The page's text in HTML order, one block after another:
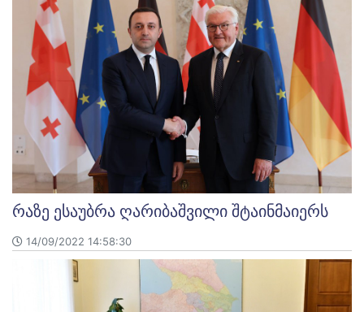
რაზე ესაუბრა ღარიბაშვილი შტაინმაიერს ​
14/09/2022 14:58:30